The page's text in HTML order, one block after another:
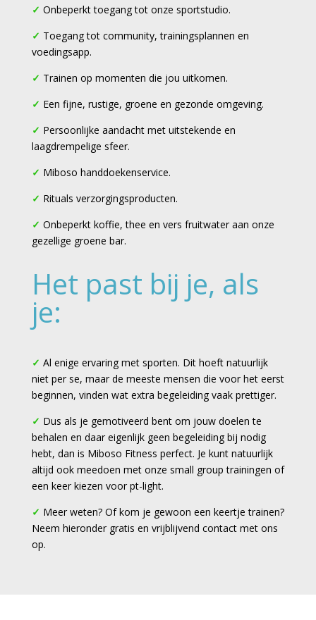
✓ Onbeperkt toegang tot onze sportstudio.
✓ Toegang tot community, trainingsplannen en
voedingsapp.
✓ Trainen op momenten die jou uitkomen.
✓ Een fijne, rustige, groene en gezonde omgeving.
✓ Persoonlijke aandacht met uitstekende en
laagdrempelige sfeer.
✓ Miboso handdoekenservice.
✓ Rituals verzorgingsproducten.
✓ Onbeperkt koffie, thee en vers fruitwater aan onze
gezellige groene bar.
Het past bij je, als
je:
✓ Al enige ervaring met sporten. Dit hoeft natuurlijk
niet per se, maar de meeste mensen die voor het eerst
beginnen, vinden wat extra begeleiding vaak prettiger.
✓ Dus als je gemotiveerd bent om jouw doelen te
behalen en daar eigenlijk geen begeleiding bij nodig
hebt, dan is Miboso Fitness perfect. Je kunt natuurlijk
altijd ook meedoen met onze small group trainingen of
een keer kiezen voor pt-light.
✓ Meer weten? Of kom je gewoon een keertje trainen?
Neem hieronder gratis en vrijblijvend contact met ons
op.